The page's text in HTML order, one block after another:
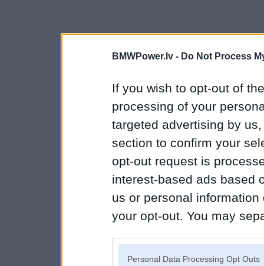
BMWPower.lv - Do Not Process
If you wish to opt-out of
processing of your
targeted advertising by
section to confirm your
opt-out request is
interest-based ads based
us or personal
your opt-out. You may
Personal Data Processing Opt Outs